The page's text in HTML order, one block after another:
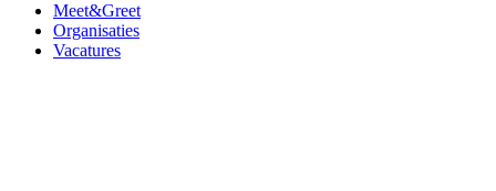
Meet&Greet
Organisaties
Vacatures